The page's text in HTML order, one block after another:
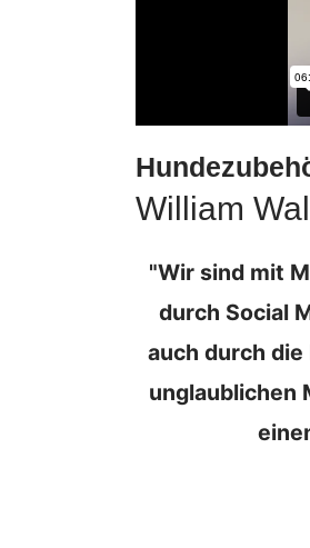
William
"Wir sind mit
durch Social
auch durch
unglaublichen